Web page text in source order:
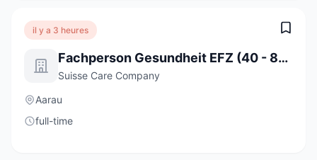
il y a 3 heures
Fachperson Gesundheit EFZ (40 - 80%)
Suisse Care Company
Aarau
full-time